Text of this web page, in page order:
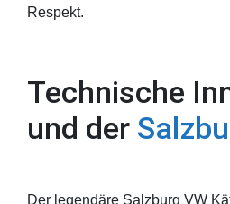
Respekt.
Technische
und der
Der legendäre Salzburg VW